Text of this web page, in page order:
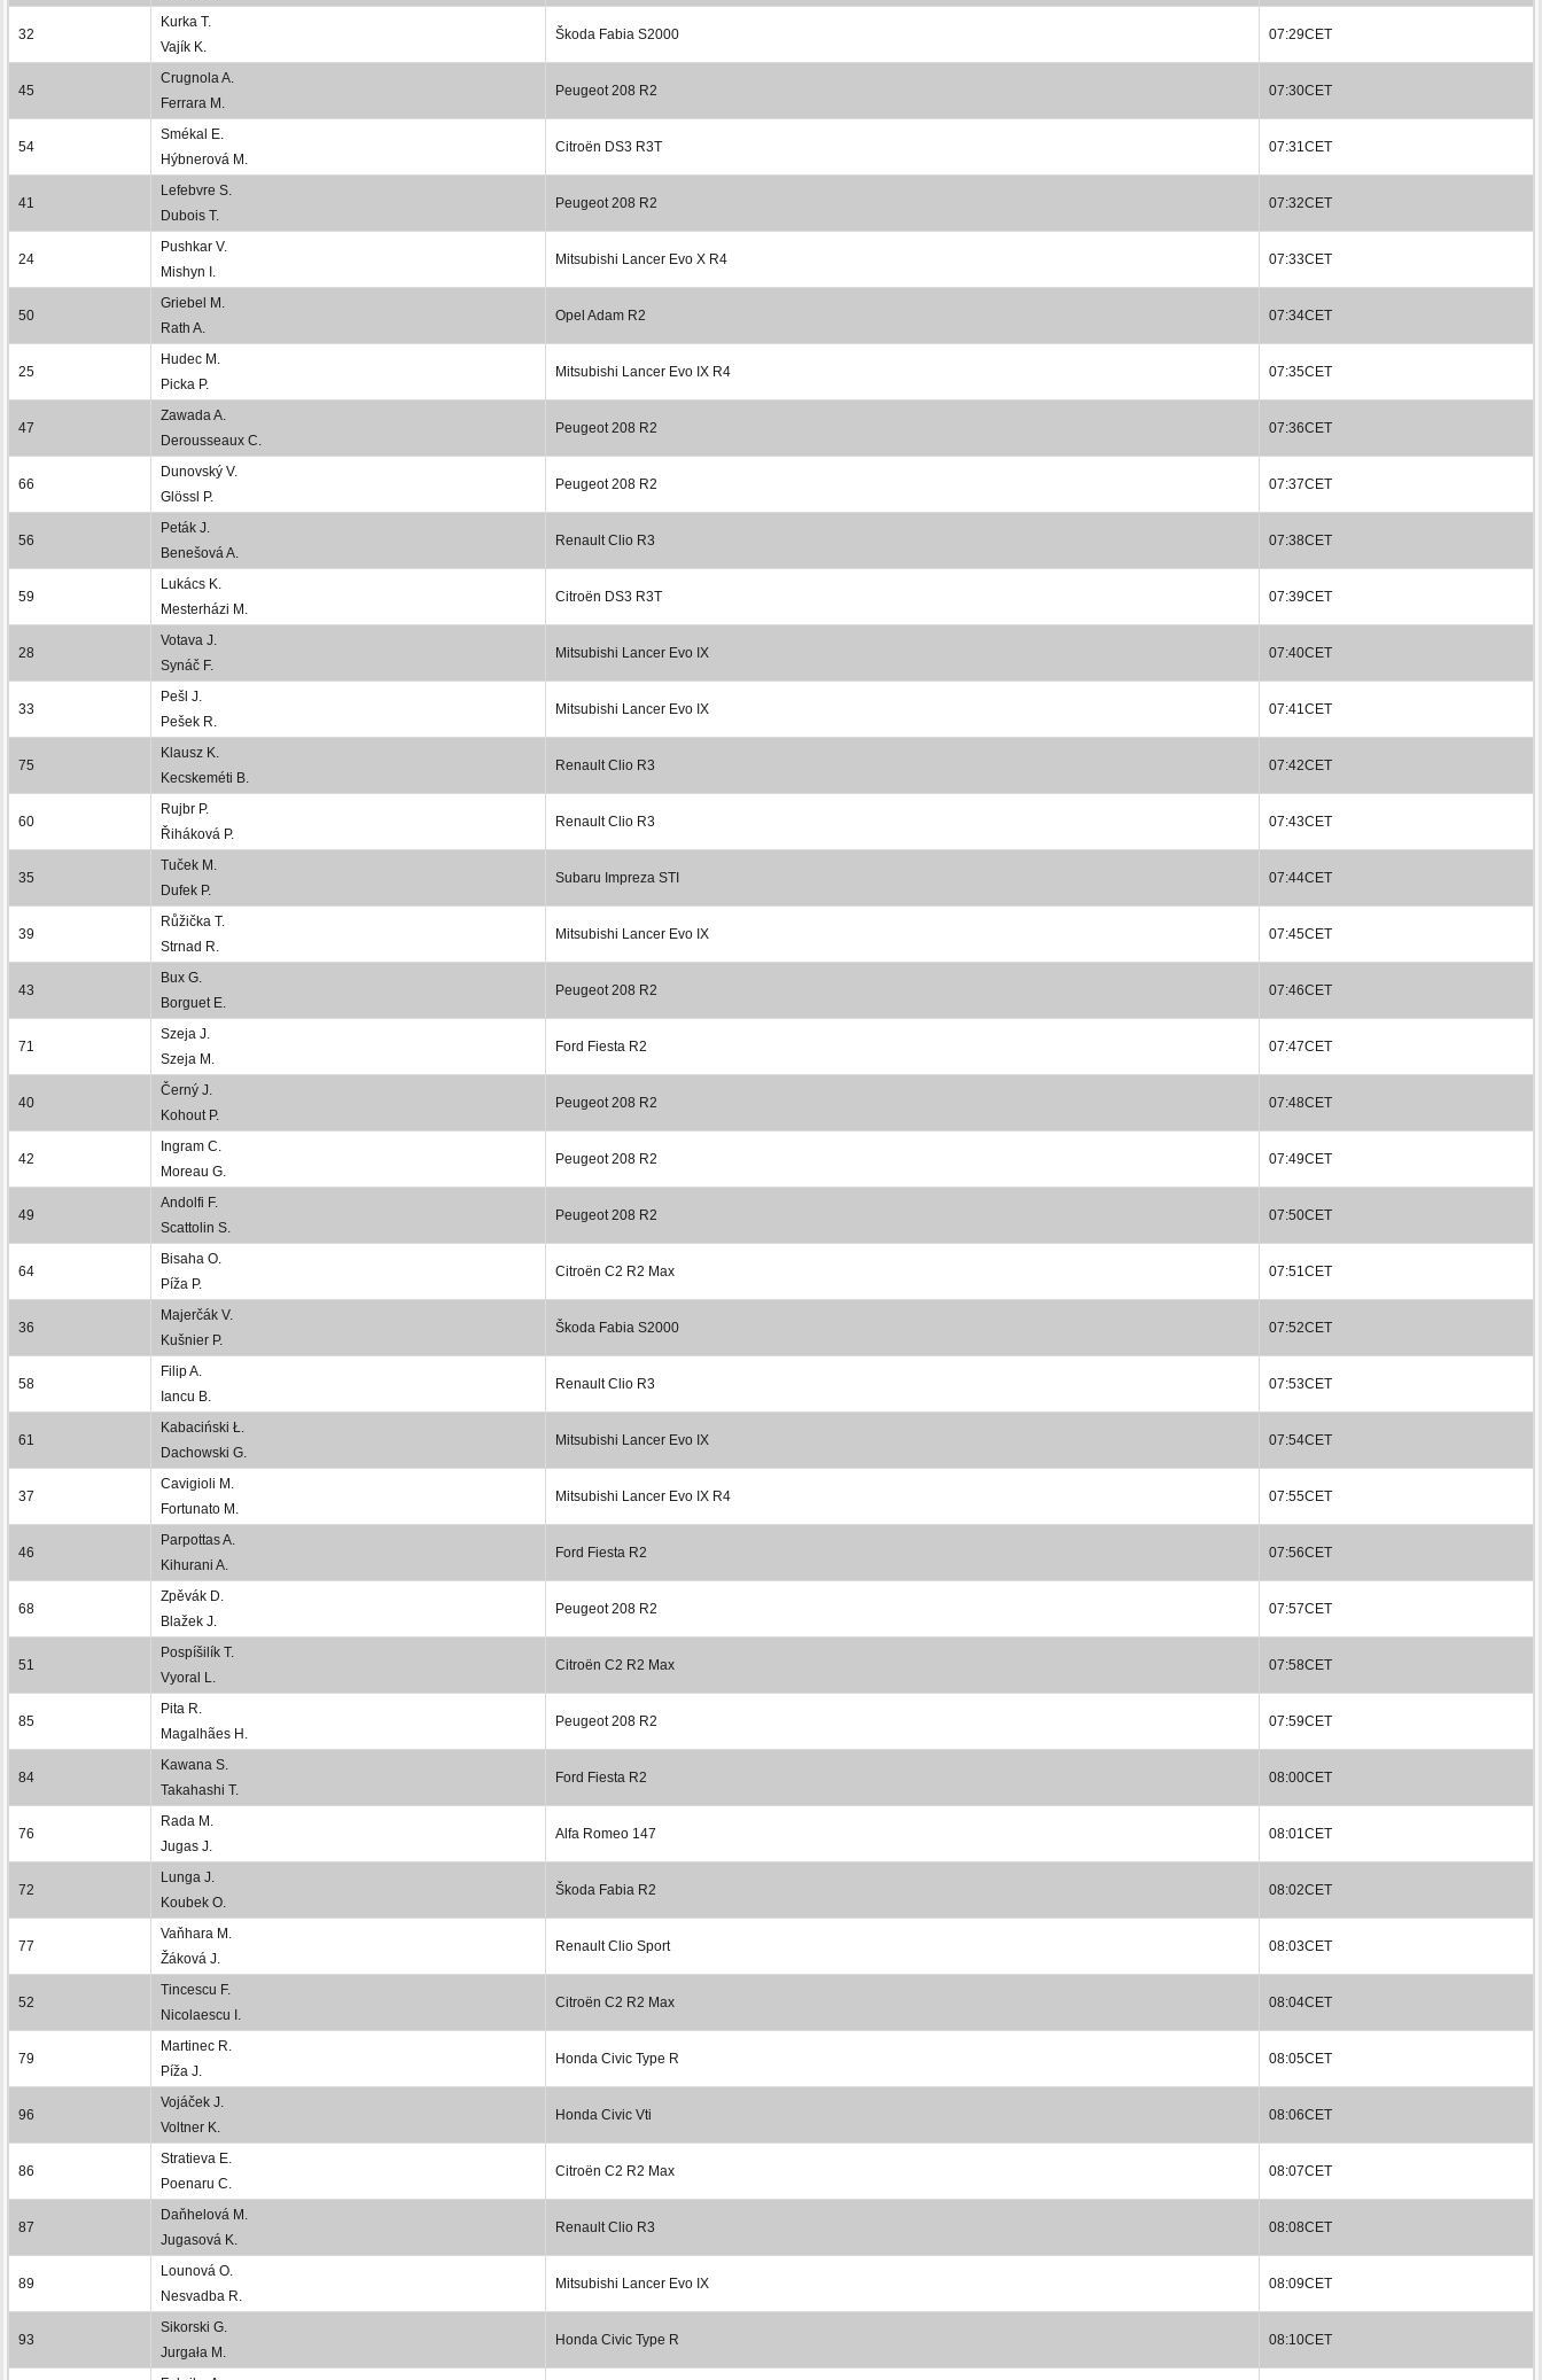
32
Kurka T.
Vajík K.
Škoda Fabia S2000 07:29CET
45
Crugnola A.
Ferrara M.
Peugeot 208 R2 07:30CET
54
Smékal E.
Hýbnerová M.
Citroën DS3 R3T 07:31CET
41
Lefebvre S.
Dubois T.
Peugeot 208 R2 07:32CET
24
Pushkar V.
Mishyn I.
Mitsubishi Lancer Evo X R4 07:33CET
50
Griebel M.
Rath A.
Opel Adam R2 07:34CET
25
Hudec M.
Picka P.
Mitsubishi Lancer Evo IX R4 07:35CET
47
Zawada A.
Derousseaux C.
Peugeot 208 R2 07:36CET
66
Dunovský V.
Glössl P.
Peugeot 208 R2 07:37CET
56
Peták J.
Benešová A.
Renault Clio R3 07:38CET
59
Lukács K.
Mesterházi M.
Citroën DS3 R3T 07:39CET
28
Votava J.
Synáč F.
Mitsubishi Lancer Evo IX 07:40CET
33
Pešl J.
Pešek R.
Mitsubishi Lancer Evo IX 07:41CET
75
Klausz K.
Kecskeméti B.
Renault Clio R3 07:42CET
60
Rujbr P.
Řiháková P.
Renault Clio R3 07:43CET
35
Tuček M.
Dufek P.
Subaru Impreza STI 07:44CET
39
Růžička T.
Strnad R.
Mitsubishi Lancer Evo IX 07:45CET
43
Bux G.
Borguet E.
Peugeot 208 R2 07:46CET
71
Szeja J.
Szeja M.
Ford Fiesta R2 07:47CET
40
Černý J.
Kohout P.
Peugeot 208 R2 07:48CET
42
Ingram C.
Moreau G.
Peugeot 208 R2 07:49CET
49
Andolfi F.
Scattolin S.
Peugeot 208 R2 07:50CET
64
Bisaha O.
Píža P.
Citroën C2 R2 Max 07:51CET
36
Majerčák V.
Kušnier P.
Škoda Fabia S2000 07:52CET
58
Filip A.
Iancu B.
Renault Clio R3 07:53CET
61
Kabaciński Ł.
Dachowski G.
Mitsubishi Lancer Evo IX 07:54CET
37
Cavigioli M.
Fortunato M.
Mitsubishi Lancer Evo IX R4 07:55CET
46
Parpottas A.
Kihurani A.
Ford Fiesta R2 07:56CET
68
Zpěvák D.
Blažek J.
Peugeot 208 R2 07:57CET
51
Pospíšilík T.
Vyoral L.
Citroën C2 R2 Max 07:58CET
85
Pita R.
Magalhães H.
Peugeot 208 R2 07:59CET
84
Kawana S.
Takahashi T.
Ford Fiesta R2 08:00CET
76
Rada M.
Jugas J.
Alfa Romeo 147 08:01CET
72
Lunga J.
Koubek O.
Škoda Fabia R2 08:02CET
77
Vaňhara M.
Žáková J.
Renault Clio Sport 08:03CET
52
Tincescu F.
Nicolaescu I.
Citroën C2 R2 Max 08:04CET
79
Martinec R.
Píža J.
Honda Civic Type R 08:05CET
96
Vojáček J.
Voltner K.
Honda Civic Vti 08:06CET
86
Stratieva E.
Poenaru C.
Citroën C2 R2 Max 08:07CET
87
Daňhelová M.
Jugasová K.
Renault Clio R3 08:08CET
89
Lounová O.
Nesvadba R.
Mitsubishi Lancer Evo IX 08:09CET
93
Sikorski G.
Jurgała M.
Honda Civic Type R 08:10CET